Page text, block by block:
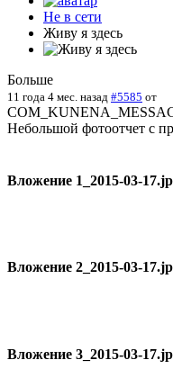
Не в сети
Живу я здесь
Больше
11 года 4 мес. назад #5585 от
Небольшой фотоотчет с
Вложение 1_2015-03-
Вложение 2_2015-03-
Вложение 3_2015-03-